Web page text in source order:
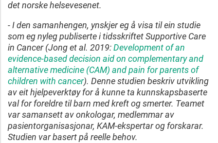
det norske helsevesenet.
- I den samanhengen, ynskjer eg å visa til ein studie
som eg nyleg publiserte i tidsskriftet Supportive Care
in Cancer (Jong et al. 2019:Development of an
evidence-based decision aid on complementary and
alternative medicine (CAM) and pain for parents of
children with cancer). Denne studien beskriv utvikling
av eit hjelpeverktøy for å kunne ta kunnskapsbaserte
val for foreldre til barn med kreft og smerter. Teamet
var samansett av onkologar, medlemmar av
pasientorganisasjonar, KAM-ekspertar og forskarar.
Studien var basert på reelle behov.